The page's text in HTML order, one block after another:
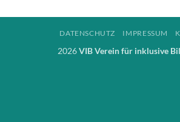
DATENSCHUTZ IMPRESSUM
2026VIB Verein für inklusive